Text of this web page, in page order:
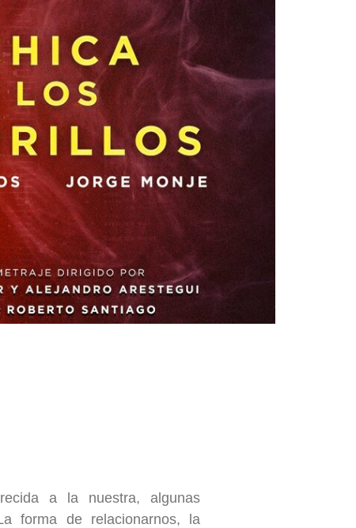
a la nuestra, algunas
forma de relacionarnos, la